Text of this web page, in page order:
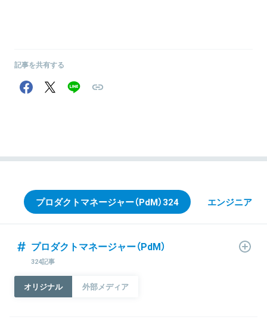
記事を共有する
プロダクトマネージャー（PdM）324 エンジニア
プロダクトマネージャー（PdM）
324記事
オリジナル 外部メディア